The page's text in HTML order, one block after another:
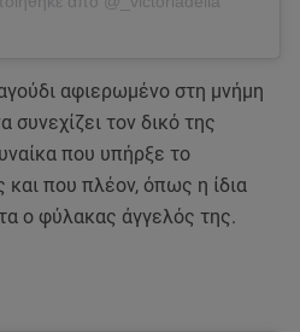
αφιερωμένο στη μνήμη
συνεχίζει τον δικό της
που υπήρξε το
και που πλέον, όπως η ίδια
ο φύλακας άγγελός της.